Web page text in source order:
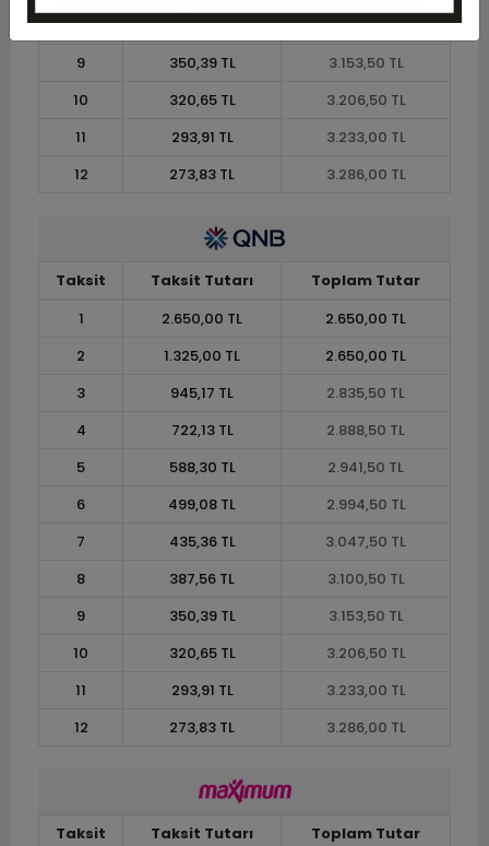
8
387,56 TL
3.100,50 TL
9
350,39 TL
3.153,50 TL
10
320,65 TL
3.206,50 TL
11
293,91 TL
3.233,00 TL
12
273,83 TL 3.286,00 TL
Taksit Taksit Tutarı
Toplam Tutar
1
2.650,00 TL
2.650,00 TL
2
1.325,00 TL
2.650,00 TL
3
945,17 TL
2.835,50 TL
4
722,13 TL
2.888,50 TL
5
588,30 TL
2.941,50 TL
6
499,08 TL
2.994,50 TL
7
435,36 TL
3.047,50 TL
8
387,56 TL
3.100,50 TL
9
350,39 TL
3.153,50 TL
10
320,65 TL
3.206,50 TL
11
293,91 TL
3.233,00 TL
12
273,83 TL 3.286,00 TL
Taksit Taksit Tutarı Toplam Tutar